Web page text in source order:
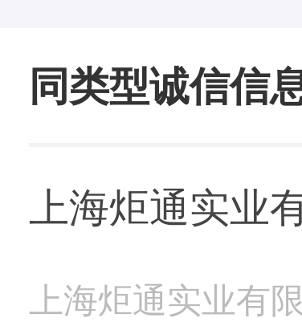
同类型诚信信
上海炬通实业
上海炬通实业有